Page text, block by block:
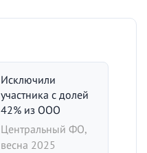
Исключили
участника с долей
42% из ООО
Центральный ФО,
весна 2025